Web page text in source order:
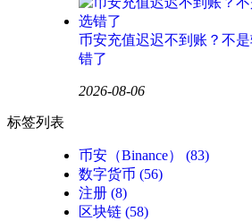
币安充值迟迟不到账？不
错了
2026-08-06
标签列表
币安（Binance）
(83)
数字货币 (56)
注册 (8)
区块链 (58)